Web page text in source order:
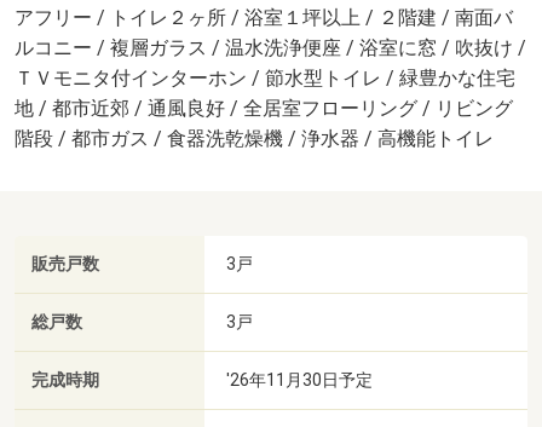
アフリー / トイレ２ヶ所 / 浴室１坪以上 / ２階建 / 南面バ
ルコニー / 複層ガラス / 温水洗浄便座 / 浴室に窓 / 吹抜け /
ＴＶモニタ付インターホン / 節水型トイレ / 緑豊かな住宅
地 / 都市近郊 / 通風良好 / 全居室フローリング / リビング
階段 / 都市ガス / 食器洗乾燥機 / 浄水器 / 高機能トイレ
販売戸数 3戸
総戸数 3戸
完成時期 '26年11月30日予定